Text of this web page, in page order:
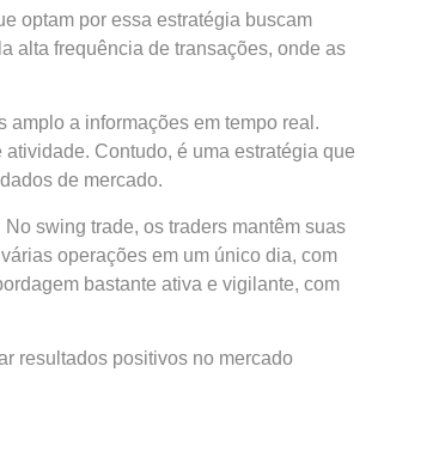
optam por essa estratégia buscam
alta frequência de transações, onde as
a informações em tempo real.
Contudo, é uma estratégia que
de mercado.
swing trade, os traders mantêm suas
operações em um único dia, com
bastante ativa e vigilante, com
resultados positivos no mercado